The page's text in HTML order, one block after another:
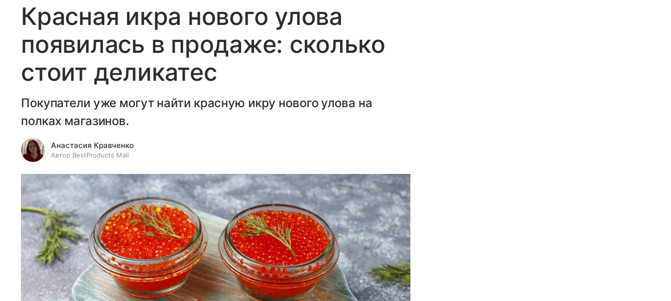
Красная икра нового улова
появилась в продаже: сколько
стоит деликатес
Покупатели уже могут найти красную икру нового улова на
полках магазинов.
Анастасия Кравченко
Автор BestProducts Mail